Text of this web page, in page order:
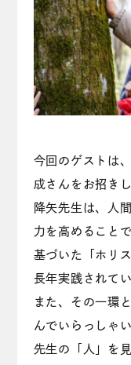
今回のゲストは
成さんをお招きし
降矢先生は、人
力を高めること
基づいた「ホリ
長年実践されてい
また、その一環
んでいらっしゃい
先生の「人」を